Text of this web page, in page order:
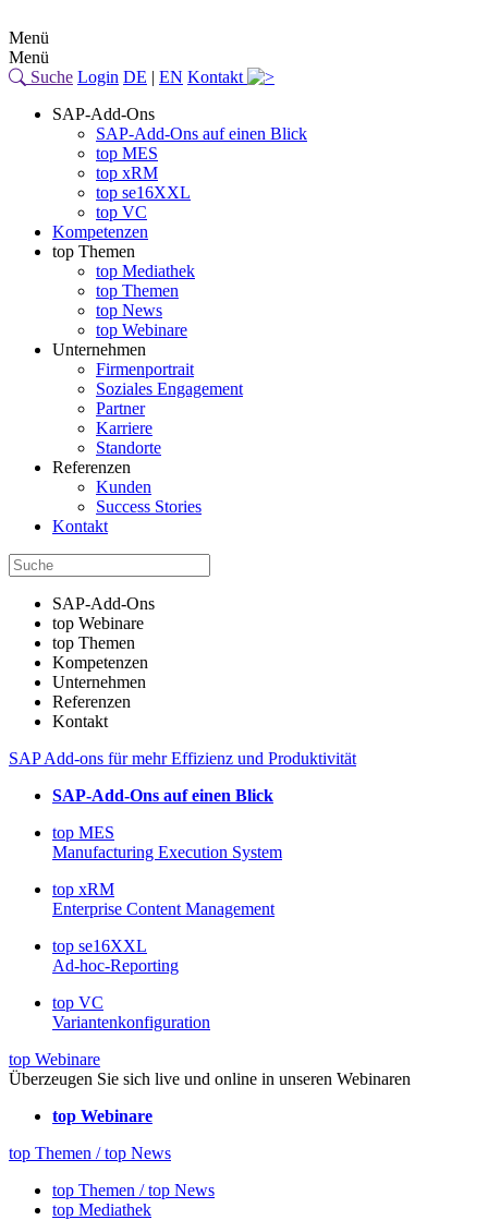
Menü
Menü
Suche Login DE | EN Kontakt
SAP-Add-Ons
SAP-Add-Ons auf einen Blick
top MES
top xRM
top se16XXL
top VC
Kompetenzen
top Themen
top Mediathek
top Themen
top News
top Webinare
Unternehmen
Firmenportrait
Soziales Engagement
Partner
Karriere
Standorte
Referenzen
Kunden
Success Stories
Kontakt
SAP-Add-Ons
top Webinare
top Themen
Kompetenzen
Unternehmen
Referenzen
Kontakt
SAP Add-ons für mehr Effizienz und Produktivität
SAP-Add-Ons auf einen Blick
top MES
Manufacturing Execution System
top xRM
Enterprise Content Management
top se16XXL
Ad-hoc-Reporting
top VC
Variantenkonfiguration
top Webinare
Überzeugen Sie sich live und online in unseren Webinaren
top Webinare
top Themen / top News
top Themen / top News
top Mediathek